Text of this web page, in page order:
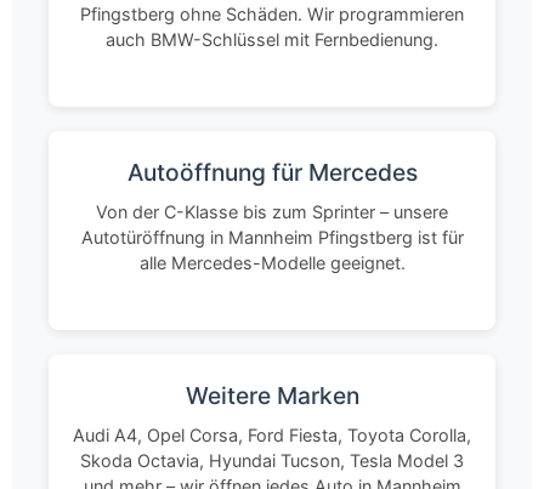
Pfingstberg ohne Schäden. Wir programmieren
auch BMW-Schlüssel mit Fernbedienung.
Autoöffnung für Mercedes
Von der C-Klasse bis zum Sprinter – unsere
Autotüröffnung in Mannheim Pfingstberg ist für
alle Mercedes-Modelle geeignet.
Weitere Marken
Audi A4, Opel Corsa, Ford Fiesta, Toyota Corolla,
Skoda Octavia, Hyundai Tucson, Tesla Model 3